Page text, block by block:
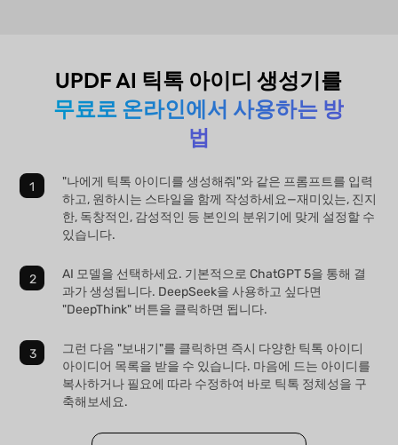
UPDF AI 틱톡 아이디 생성기를
무료로 온라인에서 사용하는 방
법
"나에게 틱톡 아이디를 생성해줘"와 같은 프롬프트를 입력
하고, 원하시는 스타일을 함께 작성하세요—재미있는, 진지
한, 독창적인, 감성적인 등 본인의 분위기에 맞게 설정할 수
있습니다.
AI 모델을 선택하세요. 기본적으로 ChatGPT 5을 통해 결
과가 생성됩니다. DeepSeek을 사용하고 싶다면
"DeepThink" 버튼을 클릭하면 됩니다.
그런 다음 "보내기"를 클릭하면 즉시 다양한 틱톡 아이디
아이디어 목록을 받을 수 있습니다. 마음에 드는 아이디를
복사하거나 필요에 따라 수정하여 바로 틱톡 정체성을 구
축해보세요.